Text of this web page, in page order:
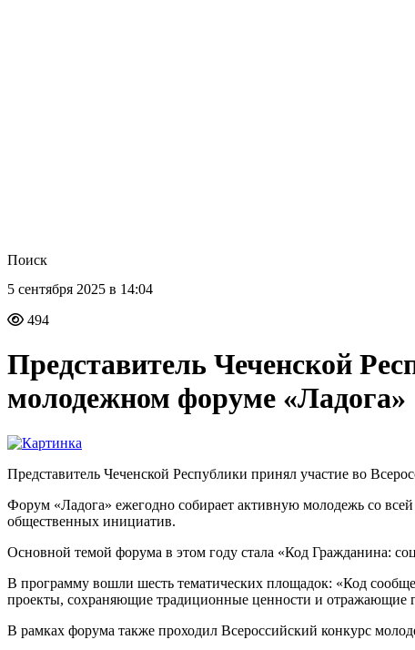
Поиск
5 сентября 2025 в 14:04
494
Представитель Чеченской
молодежном форуме «Ладога»
Представитель Чеченской Республики принял участие во
Форум «Ладога» ежегодно собирает активную молодежь со
общественных инициатив.
Основной темой форума в этом году стала «Код Гражданина:
В программу вошли шесть тематических площадок: «Код
проекты, сохраняющие традиционные ценности и отражающие
В рамках форума также проходил Всероссийский конкурс